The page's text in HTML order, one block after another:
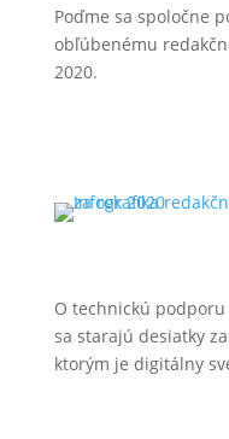
Poďme sa spoločne
obľúbenému
2020.
O technickú
sa starajú desiatky
ktorým je digitálny